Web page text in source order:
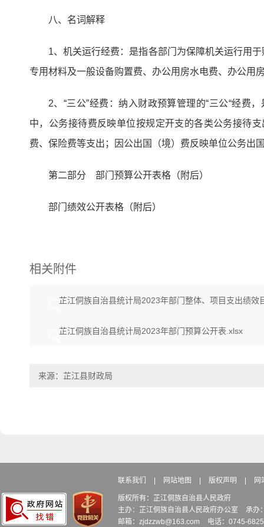
八、名词解释
1、机关运行经费：是指各部门为保障机关运行用
专用材料及一般设备购置费、办公用房水电费、办公用
2、“三公”经费：纳入财政预算管理的“三公“经费
中，公务接待费反映单位按规定开支的各类公务接待
费、保险费等支出；因公出国（境）费反映单位公务出
第二部分 部门预算公开表格（附后）
部门绩效公开表格（附后）
相关附件
芷江侗族自治县统计局2023年部门整体、项目支出绩效
芷江侗族自治县统计局2023年部门预算公开表.xlsx
来源：芷江县财政局
联系我们 网站地图 版权声明 网
版权所有：芷江侗族自治县人民政府
主办：芷江侗族自治县人民政府办公室
承办
邮箱：zjdzzwb@163.com
电话：0745-